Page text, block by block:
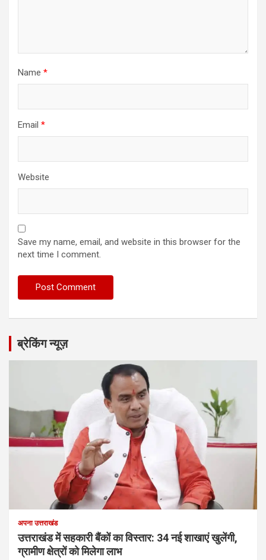
Name *
Email *
Website
Save my name, email, and website in this browser for the
next time I comment.
ब्रेकिंग न्यूज़
अपना उत्तराखंड
उत्तराखंड में सहकारी बैंकों का विस्तार: 34 नई शाखाएं खुलेंगी,
ग्रामीण क्षेत्रों को मिलेगा लाभ